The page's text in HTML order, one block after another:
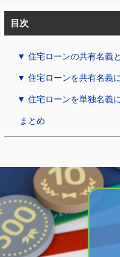
目次
▼ 住宅ローンの共有名義
▼ 住宅ローンを共有名義
▼ 住宅ローンを単独名義
まとめ